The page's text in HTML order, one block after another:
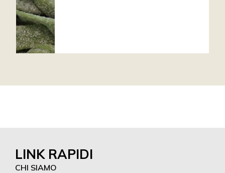
LINK RAPIDI
CHI SIAMO